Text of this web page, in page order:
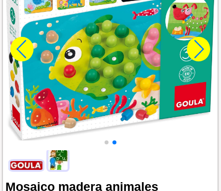
Mosaico madera animales